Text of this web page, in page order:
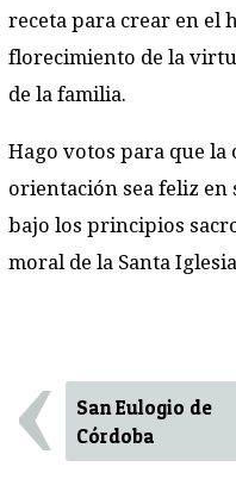
receta para crear en el
florecimiento de la
de la familia.
Hago votos para que
orientación sea feliz
bajo los principios
moral de la Santa
‹
San Eulogio de
Córdoba